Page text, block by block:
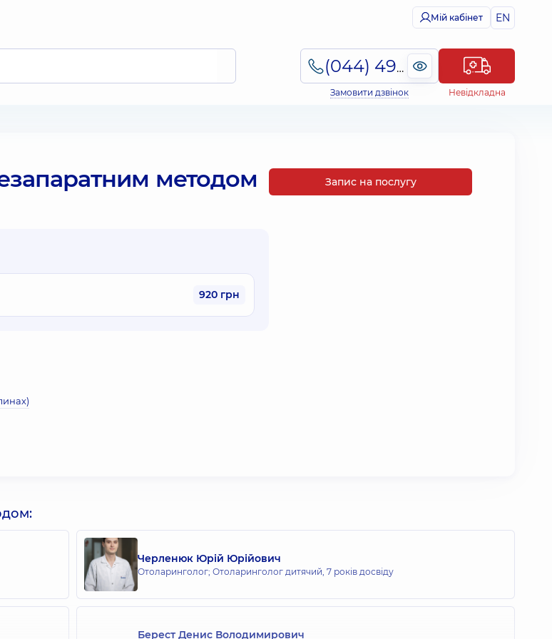
Мій кабінет EN
(044) 495-2-888
Замовити дзвінок Невідкладна
методом
920 грн
Запис на послугу
Черленюк Юрій Юрійович
Отоларинголог; Отоларинголог дитячий, 7 років досвіду
Берест Денис Володимирович